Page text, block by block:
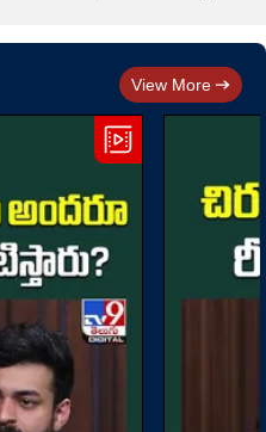
View More